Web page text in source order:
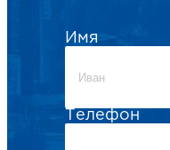
Имя
Телефон